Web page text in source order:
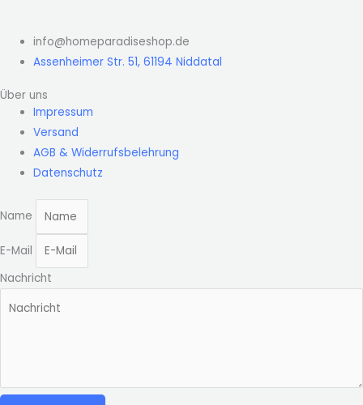
info@homeparadiseshop.de
Assenheimer Str. 51, 61194 Niddatal
Über uns
Impressum
Versand
AGB & Widerrufsbelehrung
Datenschutz
Name
E-Mail
Nachricht